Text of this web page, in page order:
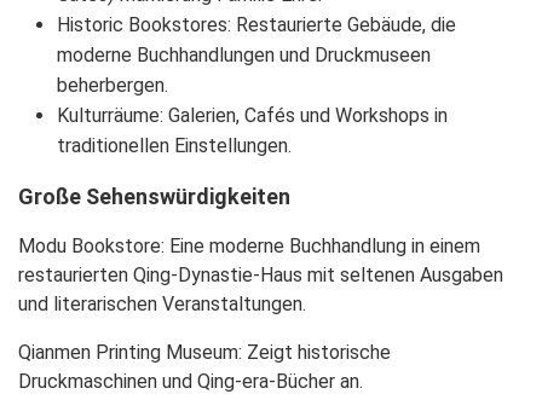
Historic Bookstores: Restaurierte Gebäude, die
moderne Buchhandlungen und Druckmuseen
beherbergen.
Kulturräume: Galerien, Cafés und Workshops in
traditionellen Einstellungen.
Große Sehenswürdigkeiten
Modu Bookstore: Eine moderne Buchhandlung in einem
restaurierten Qing-Dynastie-Haus mit seltenen Ausgaben
und literarischen Veranstaltungen.
Qianmen Printing Museum: Zeigt historische
Druckmaschinen und Qing-era-Bücher an.